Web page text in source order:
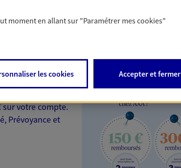
votre compte.
Prévoyance et
moment en allant sur "Paramétrer mescookies"
les cookies Accepter et fermer